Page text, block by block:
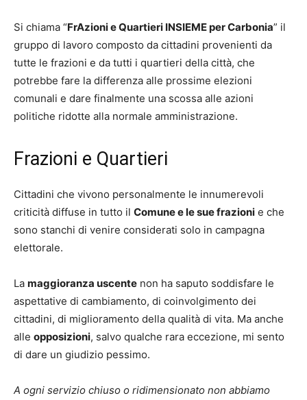
Si chiama “FrAzioni e Quartieri INSIEME per Carbonia” il
gruppo di lavoro composto da cittadini provenienti da
tutte le frazioni e da tutti i quartieri della città, che
potrebbe fare la differenza alle prossime elezioni
comunali e dare finalmente una scossa alle azioni
politiche ridotte alla normale amministrazione.
Frazioni e Quartieri
Cittadini che vivono personalmente le innumerevoli
criticità diffuse in tutto il Comune e le sue frazioni e che
sono stanchi di venire considerati solo in campagna
elettorale.
La maggioranza uscente non ha saputo soddisfare le
aspettative di cambiamento, di coinvolgimento dei
cittadini, di miglioramento della qualità di vita. Ma anche
alle opposizioni, salvo qualche rara eccezione, mi sento
di dare un giudizio pessimo.
A ogni servizio chiuso o ridimensionato non abbiamo